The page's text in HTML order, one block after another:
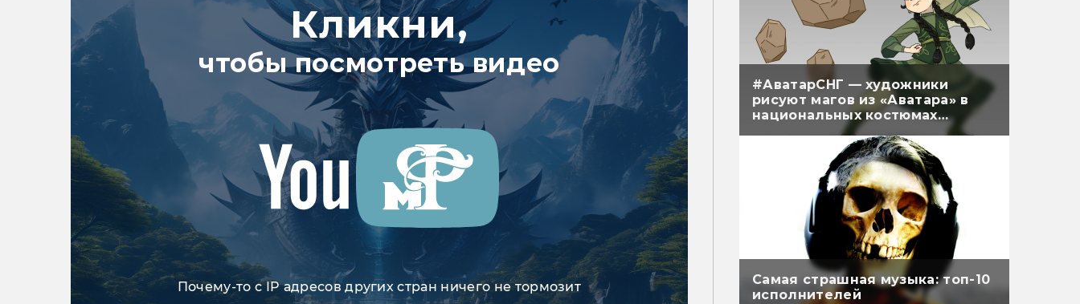
Кликни,
чтобы посмотреть видео
Почему-то с IP адресов других стран ничего не тормозит
#АватарСНГ — художники
рисуют магов из «Аватара» в
национальных костюмах
народов СНГ
Самая страшная музыка: топ-10
исполнителей